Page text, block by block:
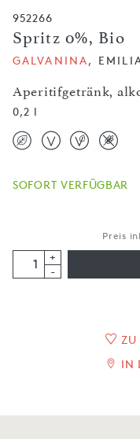
952266
Spritz 0%, Bio
Aperitifgetränk,
GALVANINA,
0,2 l
SOFORT VERFÜGBAR
Preis
+
-
ZU
IN